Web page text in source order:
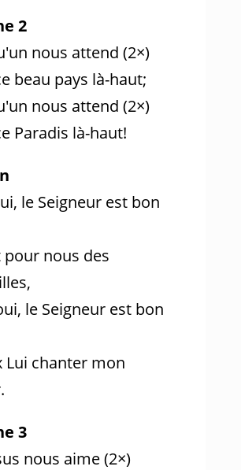
2
nous attend (2×)
beau pays là-haut;
nous attend (2×)
Paradis là-haut!
le Seigneur est bon
pour nous des
le Seigneur est bon
Lui chanter mon
3
nous aime (2×)